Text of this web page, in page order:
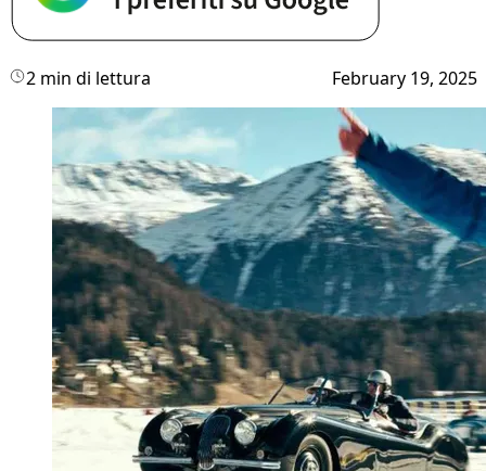
2 min di lettura February 19, 2025